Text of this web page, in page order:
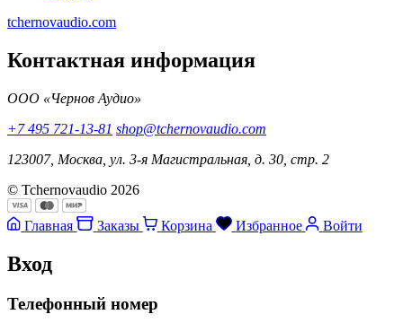
tchernovaudio.com
Контактная информация
ООО «Чернов Аудио»
+7 495 721-13-81 shop@tchernovaudio.com
123007, Москва, ул. 3-я Магистральная, д. 30, стр. 2
© Tchernovaudio 2026
Главная Заказы Корзина Избранное Войти
Вход
Телефонный номер